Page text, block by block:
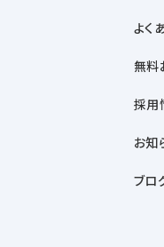
よく
無料
採用
お知
ブロ